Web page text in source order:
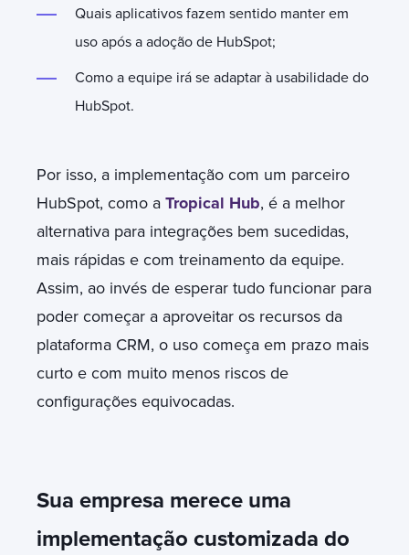
Quais aplicativos fazem sentido manter em
uso após a adoção de HubSpot;
Como a equipe irá se adaptar à usabilidade do
HubSpot.
Por isso, a implementação com um parceiro
HubSpot, como a Tropical Hub, é a melhor
alternativa para integrações bem sucedidas,
mais rápidas e com treinamento da equipe.
Assim, ao invés de esperar tudo funcionar para
poder começar a aproveitar os recursos da
plataforma CRM, o uso começa em prazo mais
curto e com muito menos riscos de
configurações equivocadas.
Sua empresa merece uma
implementação customizada do